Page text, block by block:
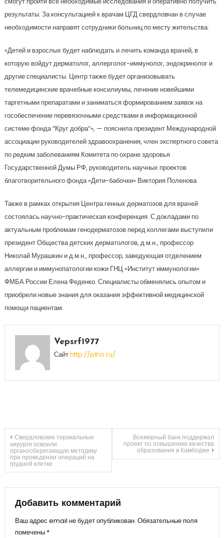
результаты. За консультацией к врачам ЦГД свердловчан в случае
необходимости направят сотрудники больниц по месту жительства.
«Детей и взрослых будет наблюдать и лечить команда врачей, в
которую войдут дерматолог, аллерголог-иммунолог, эндокринолог и
другие специалисты. Центр также будет организовывать
телемедицинские врачебные консилиумы, лечение новейшими
таргетными препаратами и заниматься формированием заявок на
гособеспечение перевязочными средствами в информационной
системе фонда “Круг добра”», — пояснила президент Международной
ассоциации руководителей здравоохранения, член экспертного совета
по редким заболеваниям Комитета по охране здоровья
Государственной Думы РФ, руководитель научных проектов
благотворительного фонда «Дети-бабочки» Виктория Поленова.
Также в рамках открытия Центра генных дерматозов для врачей
состоялась научно-практическая конференция. С докладами по
актуальным проблемам генодерматозов перед коллегами выступили
президент Общества детских дерматологов, д.м.н., профессор
Николай Мурашкин и д.м.н., профессор, заведующая отделением
аллергии и иммунопатологии кожи ГНЦ «Институт иммунологии»
ФМБА России Елена Феденко. Специалисты обменялись опытом и
приобрели новые знания для оказания эффективной медицинской
помощи пациентам.
Vepsrf1977
Сайтhttp://plho.ru/
Навигация
по
записям
Свердловские торакальные
хирурги освоили
органосберегающую методику
при проведении операций на
грудной клетке
Всемирный банк поддержал
проект по повышению качества
образования в Камбодже
Добавить комментарий
Ваш адрес email не будет опубликован. Обязательные поля
помечены *